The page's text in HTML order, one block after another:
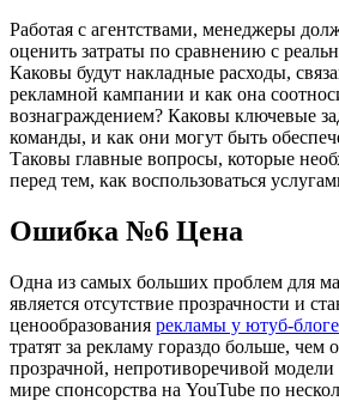
Работая с агентствами, менеджеры
оценить затраты по сравнению с
Каковы будут накладные расходы,
рекламной кампании и как она
вознаграждением? Каковы ключевые
команды, и как они могут быть
Таковы главные вопросы, которые
перед тем, как воспользоваться
Ошибка №6 Цена
Одна из самых больших проблем для
является отсутствие прозрачности и
ценообразования рекламы у ютуб-
тратят за рекламу гораздо больше, чем
прозрачной, непротиворечивой модели
мире спонсорства на YouTube по